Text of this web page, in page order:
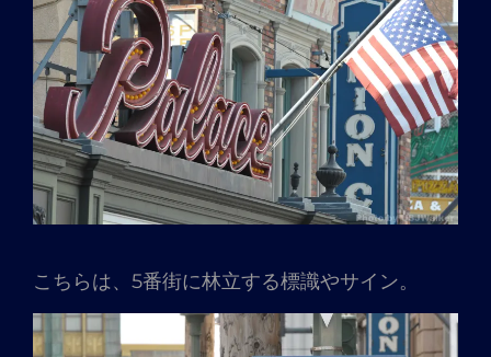
こちらは、5番街に林立する標識やサイン。